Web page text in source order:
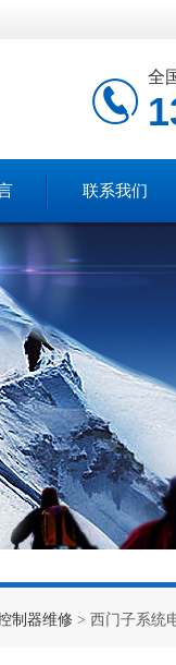
全
联系我们
制器维修 > 西门子系统